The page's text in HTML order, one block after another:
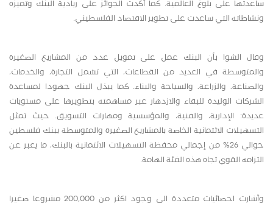
ساعدتها على بلوغ العالمية. كما أكدت الجوائز على ريادية البنك وتميزه
ونشاطاته التي ساعدت على تطوير الاقتصاد الفلسطيني.
وقال الشوا بأن البنك عمل على تمويل عدد من المشاريع الصغيرة
والمتوسطة في العديد من القطاعات، التي تشمل التجارة، والخدمات،
والصناعة، والزراعة، والسياحة والبناء. كما يبذل البنك جهودا لمساعدة
الشركات الوليدة للبقاء والازدهار عبر مساهمته بتطويرها على مستويات
عديدة: الإدارية، والفنية، والمؤسسية ومهارات التسويق. حيث تمثل
التسهيلات الائتمانية الخاصة بالمشاريع الصغيرة والمتوسطة ببنك فلسطين
حوالي 26% من إجمالي محفظة التسهيلات الائتمانية بالبنك، ما يعبر عن
التزامه القوي تجاه هذه الفئة الهامة.
وأشارت احصائيات متعددة الى وجود اكثر من 200,000 مشروعا صغيرا